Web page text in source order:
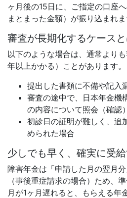
ヶ月後の15日に、ご指定の口座
まとまった金額）が振り込まれま
審査が長期化するケースと
以下のような場合は、通常より
年以上かかる）ことがあります。
提出した書類に不備や記入
審査の途中で、日本年金機
の内容について照会（確認
初診日の証明が難しく、追
められた場合
少しでも早く、確実に受
障害年金は「申請した月の翌月
（事後重症請求の場合）ため、
月が1ヶ月遅れると、もらえる年